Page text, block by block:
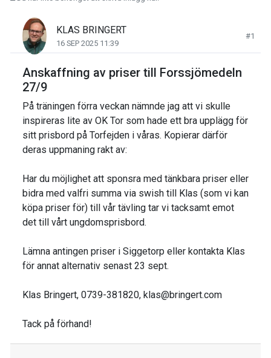
KLAS BRINGERT
16 SEP 2025 11:39
#1
Anskaffning av priser till Forssjömedeln
27/9
På träningen förra veckan nämnde jag att vi skulle
inspireras lite av OK Tor som hade ett bra upplägg för
sitt prisbord på Torfejden i våras. Kopierar därför
deras uppmaning rakt av:
Har du möjlighet att sponsra med tänkbara priser eller
bidra med valfri summa via swish till Klas (som vi kan
köpa priser för) till vår tävling tar vi tacksamt emot
det till vårt ungdomsprisbord.
Lämna antingen priser i Siggetorp eller kontakta Klas
för annat alternativ senast 23 sept.
Klas Bringert, 0739-381820, klas@bringert.com
Tack på förhand!